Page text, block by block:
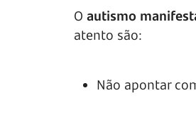
O autismo
atento são:
Não apontar